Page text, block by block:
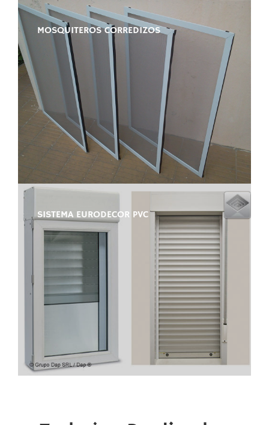
MOSQUITEROS CORREDIZOS
SISTEMA EURODECOR PVC